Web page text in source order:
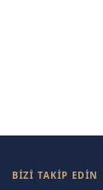
BİZİ TAKİP EDİN